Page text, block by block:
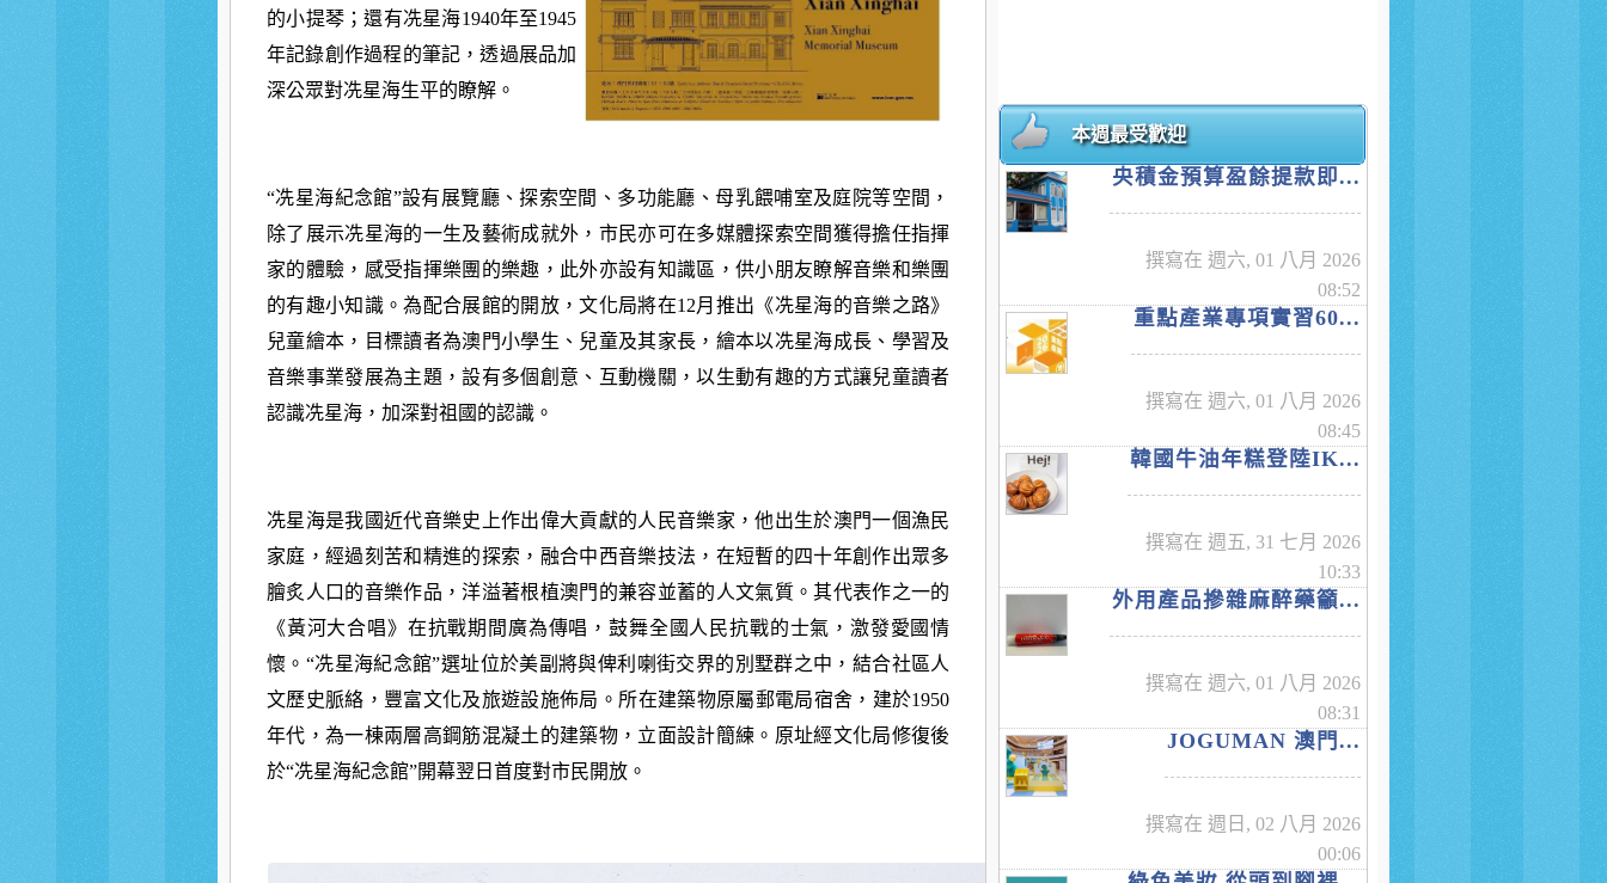
的小提琴；還有冼星海1940年至1945
年記錄創作過程的筆記，透過展品加
深公眾對冼星海生平的瞭解。
“冼星海紀念館”設有展覽廳、探索空間、多功能廳、母乳餵哺室及庭院等空間，
除了展示冼星海的一生及藝術成就外，市民亦可在多媒體探索空間獲得擔任指揮
家的體驗，感受指揮樂團的樂趣，此外亦設有知識區，供小朋友瞭解音樂和樂團
的有趣小知識。為配合展館的開放，文化局將在12月推出《冼星海的音樂之路》
兒童繪本，目標讀者為澳門小學生、兒童及其家長，繪本以冼星海成長、學習及
音樂事業發展為主題，設有多個創意、互動機關，以生動有趣的方式讓兒童讀者
認識冼星海，加深對祖國的認識。
冼星海是我國近代音樂史上作出偉大貢獻的人民音樂家，他出生於澳門一個漁民
家庭，經過刻苦和精進的探索，融合中西音樂技法，在短暫的四十年創作出眾多
膾炙人口的音樂作品，洋溢著根植澳門的兼容並蓄的人文氣質。其代表作之一的
《黃河大合唱》在抗戰期間廣為傳唱，鼓舞全國人民抗戰的士氣，激發愛國情
懷。“冼星海紀念館”選址位於美副將與俾利喇街交界的別墅群之中，結合社區人
文歷史脈絡，豐富文化及旅遊設施佈局。所在建築物原屬郵電局宿舍，建於1950
年代，為一棟兩層高鋼筋混凝土的建築物，立面設計簡練。原址經文化局修復後
於“冼星海紀念館”開幕翌日首度對市民開放。
本週最受歡迎
央積金預算盈餘提款即...
撰寫在 週六, 01 八月 2026
08:52
重點產業專項實習60...
撰寫在 週六, 01 八月 2026
08:45
韓國牛油年糕登陸IK...
撰寫在 週五, 31 七月 2026
10:33
外用產品摻雜麻醉藥籲...
撰寫在 週六, 01 八月 2026
08:31
JOGUMAN 澳門...
撰寫在 週日, 02 八月 2026
00:06